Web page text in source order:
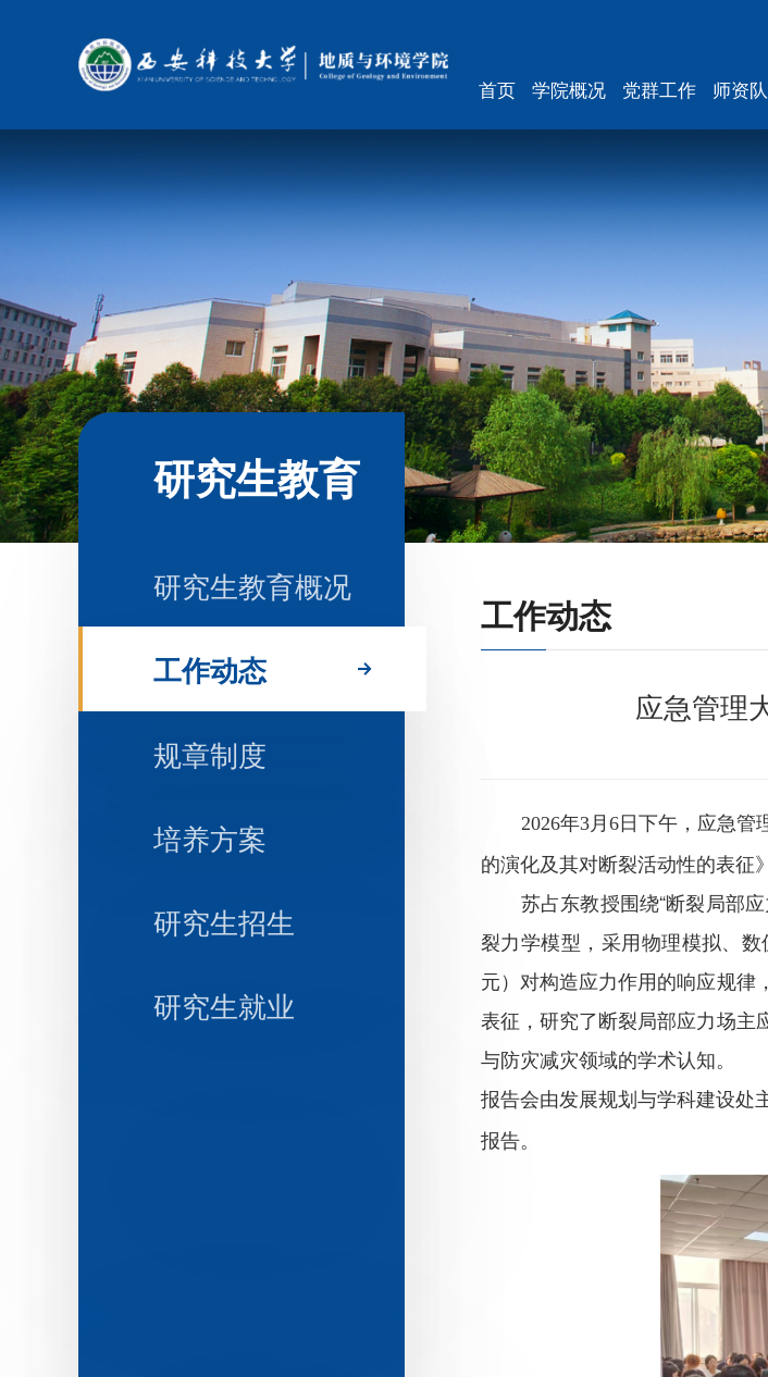
首页 学院概况 党群工作 师资
研究生教育
研究生教育概况
工作动态
规章制度
培养方案
研究生招生
研究生就业
工作动态
应急管理
2026年3 月6日下午，应急管
的演化及其对断裂活动性的表征
苏占东教授围绕“断裂局部
裂力学模型，采用物理模拟、
元）对构造应力作用的响应规律
表征，研究了断裂局部应力场主
与防灾减灾领域的学术认知。
报告会由发展规划与学科建设处
报告。